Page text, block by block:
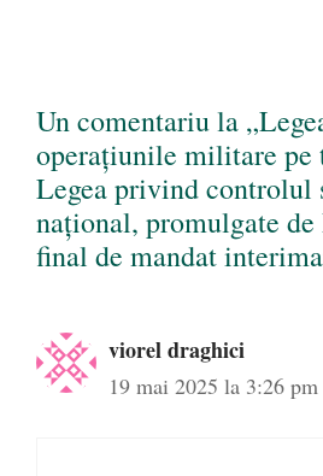
Un comentariu la
operațiunile militare pe
Legea privind controlul
național, promulgate
final de mandat
viorel draghici
19 mai 2025 la 3:26 pm